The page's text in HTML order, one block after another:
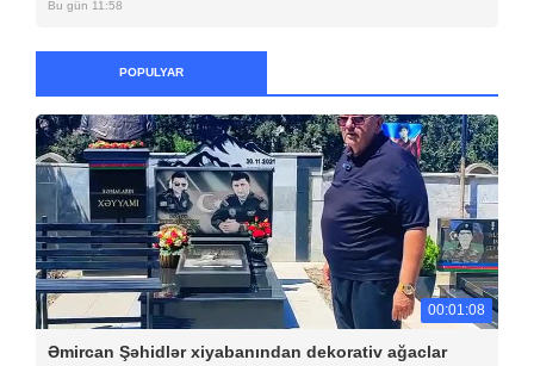
Bu gün 11:58
POPULYAR
00:01:08
Əmircan Şəhidlər xiyabanından dekorativ ağaclar